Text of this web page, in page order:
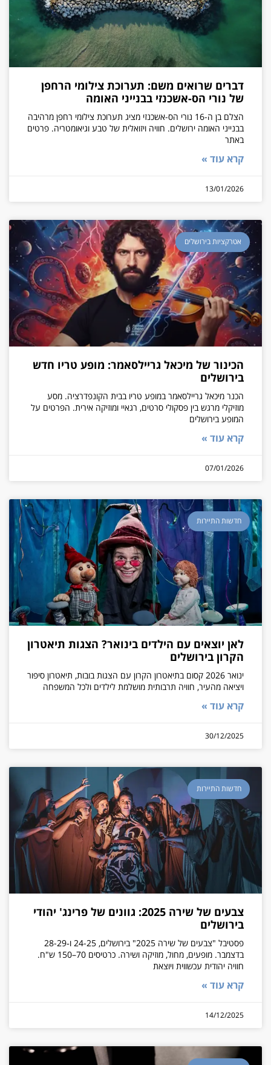
דברים שרואים משם: תערוכת צילומי הרחפן
של נורי הס-אשכנזי בבנייני האומה
הצלם בן ה-16 נורי הס-אשכנזי מציג תערוכת צילומי רחפן מרהיבה
בבנייני האומה ירושלים. חוויה ויזואלית של טבע וגיאומטריה. פרטים
באתר
קרא עוד »
13/01/2026
אטרקציות בירושלים
הכינור של מיכאל גריילסאמר: מופע טריו חדש
בירושלים
הכנר מיכאל גריילסאמר במופע טריו בבית הקונפדרציה. מסע
מוזיקלי מרגש בין פסקולי סרטים, רגאיי ומוזיקה אירית. הפרטים על
המופע בירושלים
קרא עוד »
07/01/2026
חדשות התיירות
לאן יוצאים עם הילדים בינואר? הצגות תיאטרון
הקרון בירושלים
ינואר 2026 קסום בתיאטרון הקרון עם הצגות בובות, תיאטרון סיפור
ויציאה מהעיר, חוויה תרבותית מושלמת לילדים ולכל המשפחה
קרא עוד »
30/12/2025
חדשות התיירות
צבעים של שירה 2025: גוונים של פרינג' יהודי
בירושלים
פסטיבל "צבעים של שירה 2025" בירושלים, 24-25 ו‑28-29
בדצמבר. מופעים, מחול, מוזיקה ושירה. כרטיסים 70–150 ש"ח.
חוויה יהודית עכשווית ויוצאת
קרא עוד »
14/12/2025